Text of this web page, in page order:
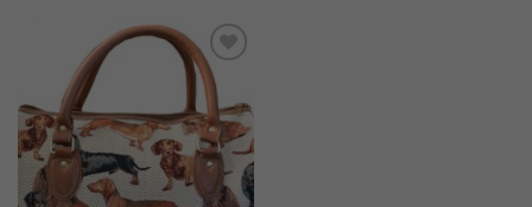
Add to
wishlist